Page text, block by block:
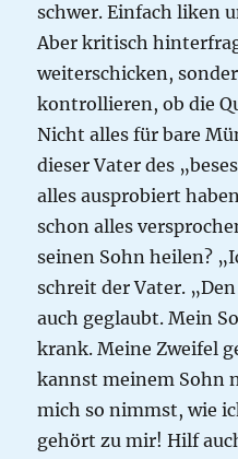
schwer. Einfach liken
Aber kritisch
weiterschicken,
kontrollieren, ob die
Nicht alles für bare
dieser Vater des
alles ausprobiert
schon alles
seinen Sohn heilen?
schreit der Vater.
auch geglaubt. Mein
krank. Meine Zweifel
kannst meinem Sohn
mich so nimmst, wie
gehört zu mir! Hilf